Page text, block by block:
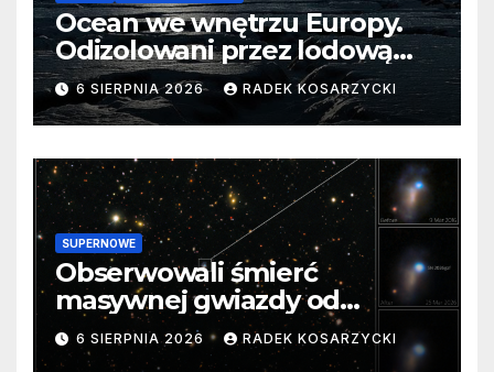
Ocean we wnętrzu Europy.
Odizolowani przez lodową
barierę
6 SIERPNIA 2026 RADEK KOSARZYCKI
SUPERNOWE
Obserwowali śmierć
masywnej gwiazdy od
samego początku. Niezwykle
cenne dane
6 SIERPNIA 2026 RADEK KOSARZYCKI